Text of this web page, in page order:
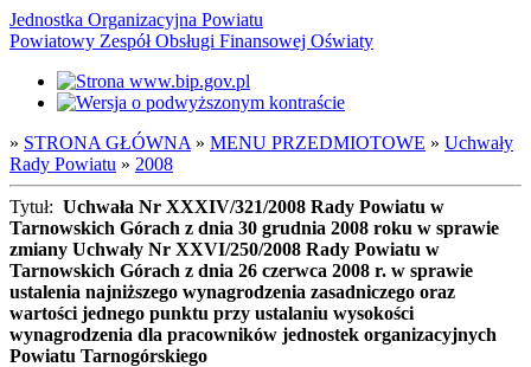
Jednostka Organizacyjna Powiatu
Powiatowy Zespół Obsługi Finansowej Oświaty
» STRONA GŁÓWNA » MENU PRZEDMIOTOWE » Uchwały
Rady Powiatu » 2008
Tytuł: Uchwała Nr XXXIV/321/2008 Rady Powiatu w
Tarnowskich Górach z dnia 30 grudnia 2008 roku w sprawie
zmiany Uchwały Nr XXVI/250/2008 Rady Powiatu w
Tarnowskich Górach z dnia 26 czerwca 2008 r. w sprawie
ustalenia najniższego wynagrodzenia zasadniczego oraz
wartości jednego punktu przy ustalaniu wysokości
wynagrodzenia dla pracowników jednostek organizacyjnych
Powiatu Tarnogórskiego